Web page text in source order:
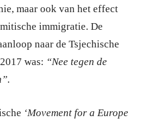
maar ook van het effect
immigratie. De
naar de Tsjechische
was: “Nee tegen de
.
‘Movement for a Europe